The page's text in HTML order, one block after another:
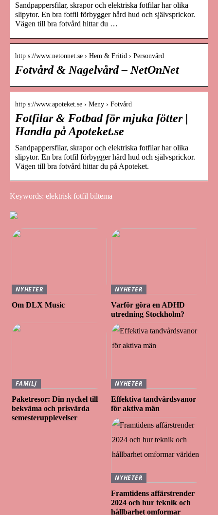
Sandpappersfilar, skrapor och elektriska fotfilar har olika
slipytor. En bra fotfil förbygger hård hud och självsprickor.
Vägen till bra fotvård hittar du …
http s://www.netonnet.se › Hem & Fritid › Personvård
Fotvård & Nagelvård – NetOnNet
http s://www.apoteket.se › Meny › Fotvård
Fotfilar & Fotbad för mjuka fötter |
Handla på Apoteket.se
Sandpappersfilar, skrapor och elektriska fotfilar har olika
slipytor. En bra fotfil förbygger hård hud och självsprickor.
Vägen till bra fotvård hittar du på Apoteket.
Keywords: elektrisk fotfil biltema
NYHETER
Om DLX Music
NYHETER
Varför göra en ADHD
utredning Stockholm?
FAMILJ
Paketresor: Din nyckel till
bekväma och prisvärda
semesterupplevelser
NYHETER
Effektiva tandvårdsvanor
för aktiva män
NYHETER
Framtidens affärstrender
2024 och hur teknik och
hållbarhet omformar